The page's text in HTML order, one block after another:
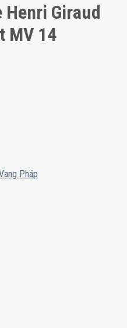
Henri Giraud
MV 14
Pháp